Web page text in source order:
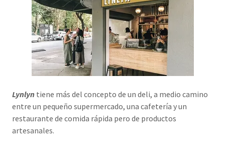
Lynlyn tiene más del concepto de un deli, a medio camino
entre un pequeño supermercado, una cafetería y un
restaurante de comida rápida pero de productos
artesanales.